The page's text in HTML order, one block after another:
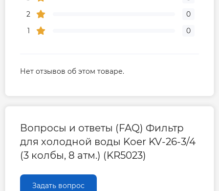
2
0
1
0
Нет отзывов об этом товаре.
Вопросы и ответы (FAQ) Фильтр
для холодной воды Koer KV-26-3/4
(3 колбы, 8 атм.) (KR5023)
Задать вопрос